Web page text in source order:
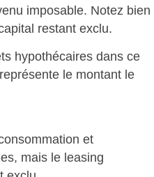
imposable. Notez bien
restant exclu.
hypothécaires dans ce
le montant le
et
mais le leasing